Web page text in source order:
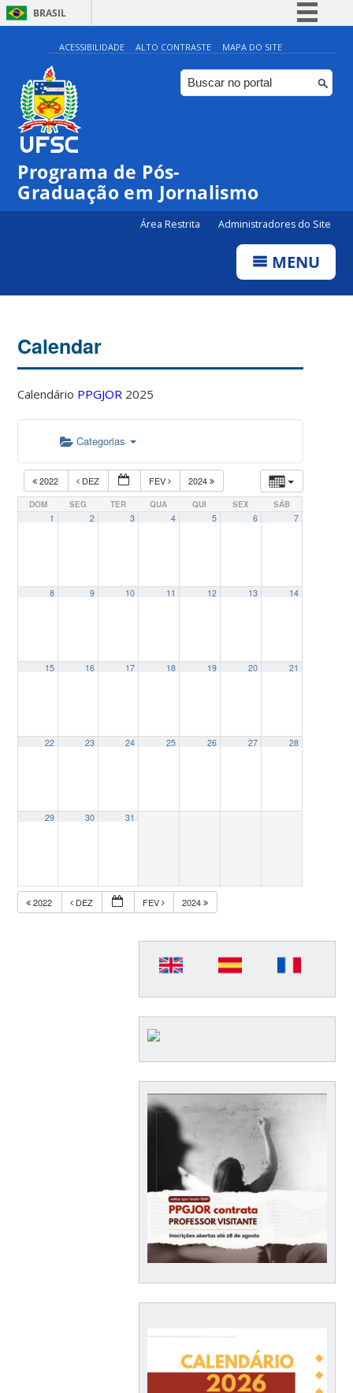
BRASIL
Simplifique!
Comunica BR
Participe
ACESSIBILIDADE ALTO CONTRASTE MAPA DO SITE
Programa de Pós-
Graduação em Jornalismo
Área Restrita Administradores do Site
MENU
Calendar
Calendário PPGJOR 2025
Categorias
2022 DEZ FEV 2024
DOM SEG TER QUA QUI SEX SÁB
1 2 3 4 5 6 7
8 9 10 11 12 13 14
15 16 17 18 19 20 21
22 23 24 25 26 27 28
29 30 31
2022 DEZ FEV 2024